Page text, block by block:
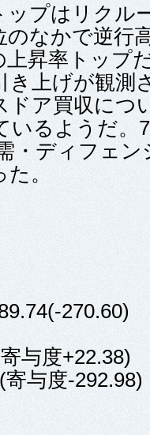
プはリクル
なかで逆行
昇率トップ
き上げが観測
ドア買収につ
いるようだ。
・ディフェ
。
270.60)
与度+22.38)
与度-292.98)